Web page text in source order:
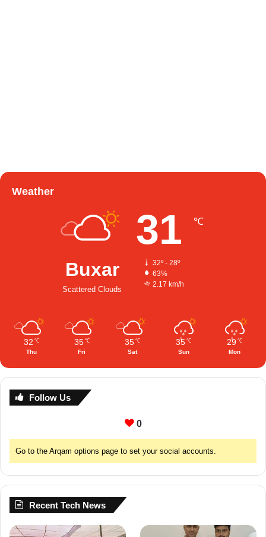
Weather
Buxar
Scattered Clouds
31 ℃
32º - 28º
63%
2.17 km/h
32 ℃
Thu
35 ℃
Fri
35 ℃
Sat
35 ℃
Sun
29 ℃
Mon
Follow Us
0
Go to the Arqam options page to set your social accounts.
Recent Tech News
​